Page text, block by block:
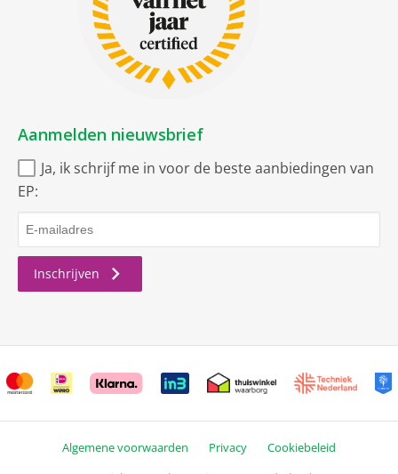
Aanmelden nieuwsbrief
Ja, ik schrijf me in voor de beste aanbiedingen van
EP:
Inschrijven
Algemene voorwaarden Privacy
Cookiebeleid